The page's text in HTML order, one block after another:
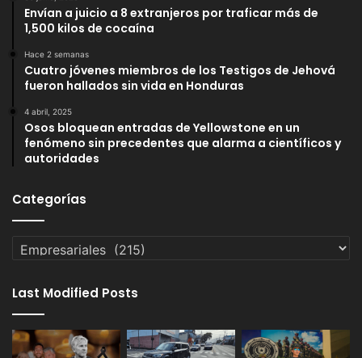
Envían a juicio a 8 extranjeros por traficar más de
1,500 kilos de cocaína
Hace 2 semanas
Cuatro jóvenes miembros de los Testigos de Jehová
fueron hallados sin vida en Honduras
4 abril, 2025
Osos bloquean entradas de Yellowstone en un
fenómeno sin precedentes que alarma a científicos y
autoridades
Categorías
Categorías
Last Modified Posts